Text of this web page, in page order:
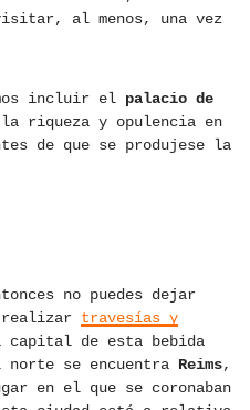
al menos, una vez
incluir el palacio de
riqueza y opulencia en
de que se produjese la
no puedes dejar
realizar travesías y
de esta bebida
norte se encuentra Reims,
en el que se coronaban